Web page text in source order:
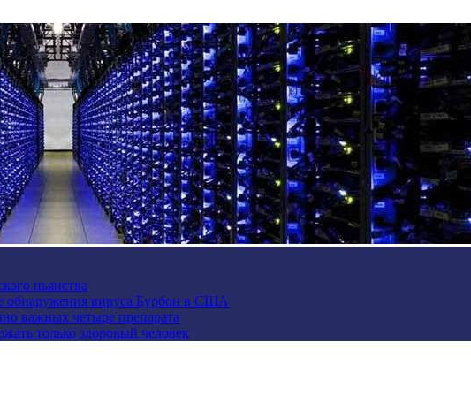
пьянства
обнаружения вируса Бурбон в США
важных четыре препарата
только здоровый человек